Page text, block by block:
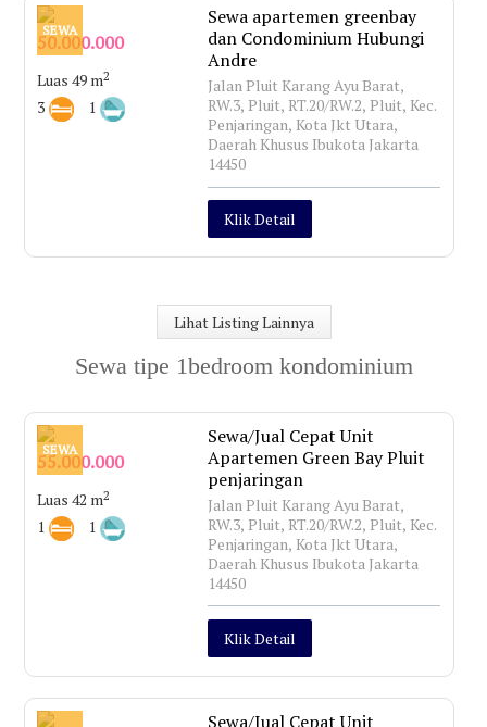
SEWA
50.000.000
Luas 49 m2
3 1
Sewa apartemen greenbay
dan Condominium Hubungi
Andre
Jalan Pluit Karang Ayu Barat,
RW.3, Pluit, RT.20/RW.2, Pluit, Kec.
Penjaringan, Kota Jkt Utara,
Daerah Khusus Ibukota Jakarta
14450
Klik Detail
Lihat Listing Lainnya
Sewa tipe 1bedroom kondominium
SEWA
55.000.000
Luas 42 m2
1 1
Sewa/Jual Cepat Unit
Apartemen Green Bay Pluit
penjaringan
Jalan Pluit Karang Ayu Barat,
RW.3, Pluit, RT.20/RW.2, Pluit, Kec.
Penjaringan, Kota Jkt Utara,
Daerah Khusus Ibukota Jakarta
14450
Klik Detail
Sewa/Jual Cepat Unit